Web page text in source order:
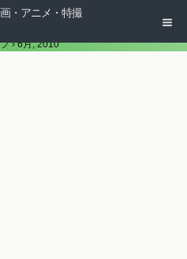
・アニメ・特撮
› 6月, 2010